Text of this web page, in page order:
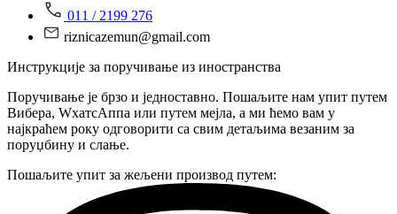
011 / 2199 276
riznicazemun@gmail.com
Инструкције за поручивање из иностранства
Поручивање је брзо и једноставно. Пошаљите нам упит путем
Вибера, WхатсАппа или путем мејла, а ми ћемо вам у
најкраћем року одговорити са свим детаљима везаним за
поруџбину и слање.
Пошаљите упит за жељени производ путем: